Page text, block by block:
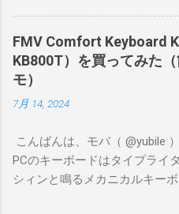
くが遊ぶゲームはFGOやグラ
ムではないけど、あまりスペ
レスがたまります。 片手で持
が割としっかり遊べるナイス
FMV Comfort Keyboard
KB800T）を買ってみた
モ）
7月 14, 2024
こんばんは、モバ（ @yubile
PCのキーボードはタイプライ
シィンと鳴るメカニカルキー